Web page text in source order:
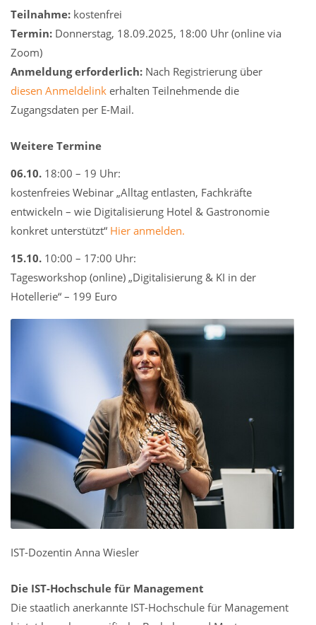
Teilnahme: kostenfrei
Termin: Donnerstag, 18.09.2025, 18:00 Uhr (online via
Zoom)
Anmeldung erforderlich: Nach Registrierung über
diesen Anmeldelink erhalten Teilnehmende die
Zugangsdaten per E-Mail.
Weitere Termine
06.10. 18:00 – 19 Uhr:
kostenfreies Webinar „Alltag entlasten, Fachkräfte
entwickeln – wie Digitalisierung Hotel & Gastronomie
konkret unterstützt“ Hier anmelden.
15.10. 10:00 – 17:00 Uhr:
Tagesworkshop (online) „Digitalisierung & KI in der
Hotellerie“ – 199 Euro
IST-Dozentin Anna Wiesler
Die IST-Hochschule für Management
Die staatlich anerkannte IST-Hochschule für Management